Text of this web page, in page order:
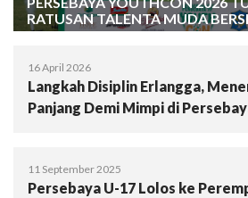
RATUSAN TALENTA MUDA
16 April 2026
Langkah Disiplin Erlangga,
Panjang Demi Mimpi di
11 September 2025
Persebaya U-17 Lolos ke